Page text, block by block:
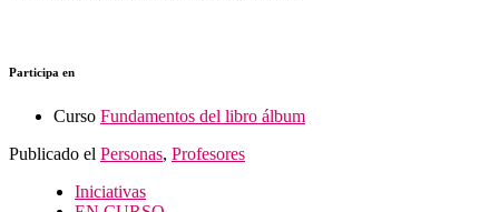
Participa en
Curso Fundamentos del libro álbum
Publicado el Personas, Profesores
Iniciativas